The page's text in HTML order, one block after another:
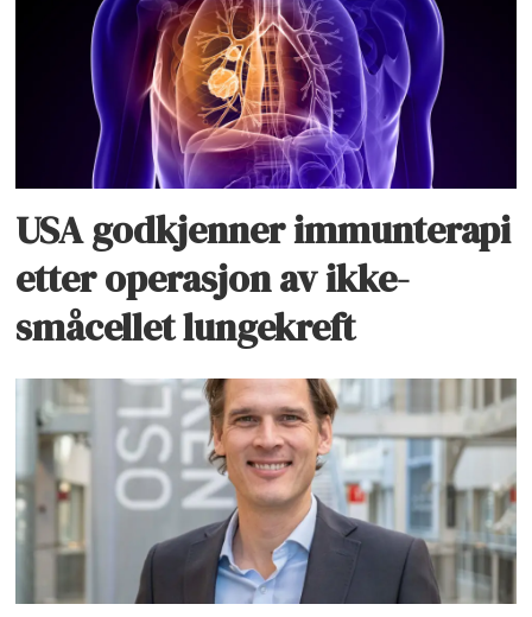
USA godkjenner immunterapi
etter operasjon av ikke-
småcellet lungekreft